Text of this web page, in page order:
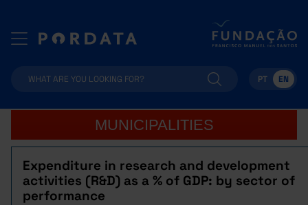
PT EN
MUNICIPALITIES
Expenditure in research and development
activities (R&D) as a % of GDP: by sector of
performance